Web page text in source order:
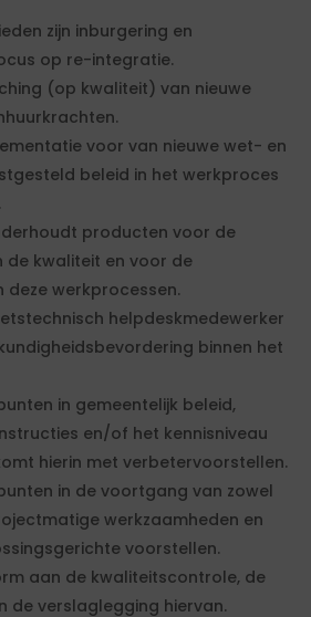
zijn inburgering en
op re-integratie.
(op kwaliteit) van nieuwe
voor van nieuwe wet- en
beleid in het werkproces
producten voor de
de kwaliteit en voor de
werkprocessen.
helpdeskmedewerker
binnen het
in gemeentelijk beleid,
en/of het kennisniveau
hierin met verbetervoorstellen.
in de voortgang van zowel
werkzaamheden en
voorstellen.
aan de kwaliteitscontrole, de
de verslaglegging hiervan.